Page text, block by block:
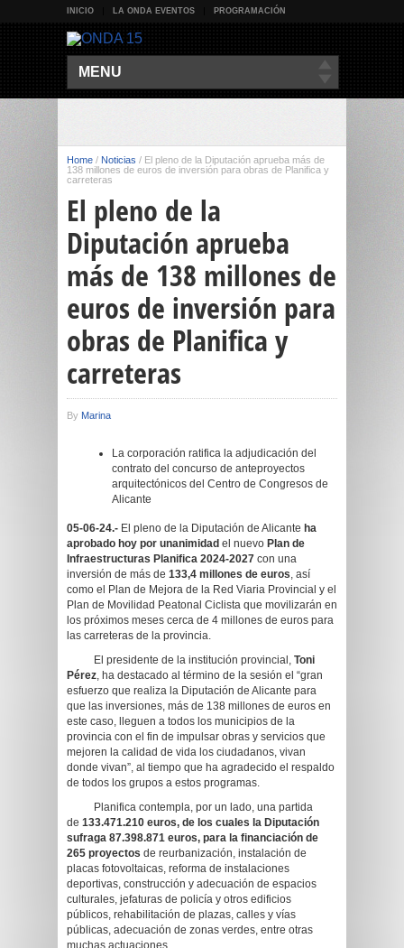
INICIO LA ONDA EVENTOS PROGRAMACIÓN
MENU
Home / Noticias / El pleno de la Diputación aprueba más de
138 millones de euros de inversión para obras de Planifica y
carreteras
El pleno de la
Diputación aprueba
más de 138 millones de
euros de inversión para
obras de Planifica y
carreteras
By Marina
La corporación ratifica la adjudicación del
contrato del concurso de anteproyectos
arquitectónicos del Centro de Congresos de
Alicante
05-06-24.- El pleno de la Diputación de Alicante ha
aprobado hoy por unanimidad el nuevo Plan de
Infraestructuras Planifica 2024-2027 con una
inversión de más de 133,4 millones de euros, así
como el Plan de Mejora de la Red Viaria Provincial y el
Plan de Movilidad Peatonal Ciclista que movilizarán en
los próximos meses cerca de 4 millones de euros para
las carreteras de la provincia.
El presidente de la institución provincial, Toni
Pérez, ha destacado al término de la sesión el “gran
esfuerzo que realiza la Diputación de Alicante para
que las inversiones, más de 138 millones de euros en
este caso, lleguen a todos los municipios de la
provincia con el fin de impulsar obras y servicios que
mejoren la calidad de vida los ciudadanos, vivan
donde vivan”, al tiempo que ha agradecido el respaldo
de todos los grupos a estos programas.
Planifica contempla, por un lado, una partida
de 133.471.210 euros, de los cuales la Diputación
sufraga 87.398.871 euros, para la financiación de
265 proyectos de reurbanización, instalación de
placas fotovoltaicas, reforma de instalaciones
deportivas, construcción y adecuación de espacios
culturales, jefaturas de policía y otros edificios
públicos, rehabilitación de plazas, calles y vías
públicas, adecuación de zonas verdes, entre otras
muchas actuaciones.